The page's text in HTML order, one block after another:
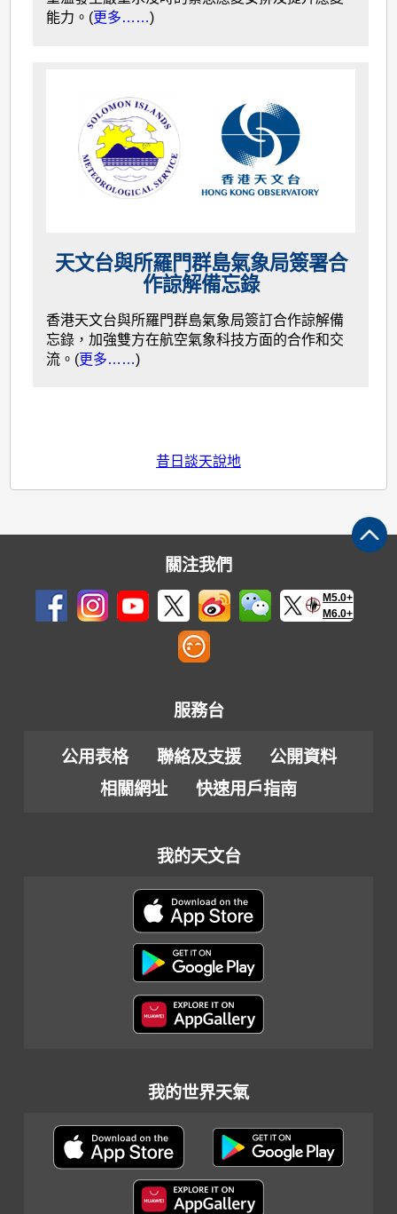
能力。(更多……)
天文台與所羅門群島氣象局簽署合
作諒解備忘錄
香港天文台與所羅門群島氣象局簽訂合作諒解備
忘錄，加強雙方在航空氣象科技方面的合作和交
流。(更多……)
昔日談天說地
關注我們
M5.0+
M6.0+
服務台
公用表格 聯絡及支援
公開資料
相關網址
快速用戶指南
我的天文台
我的世界天氣